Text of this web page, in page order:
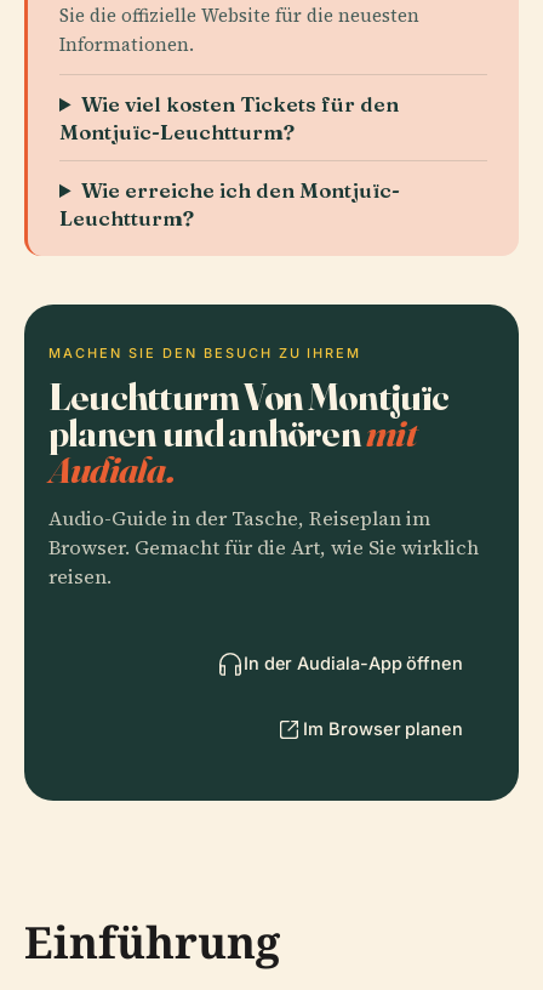
Sie die offizielle Website für die neuesten
Informationen.
Wie viel kosten Tickets für den
Montjuïc-Leuchtturm?
Wie erreiche ich den Montjuïc-
Leuchtturm?
MACHEN SIE DEN BESUCH ZU IHREM
Leuchtturm Von Montjuïc
planen und anhörenmit
Audiala.
Audio-Guide in der Tasche, Reiseplan im
Browser. Gemacht für die Art, wie Sie wirklich
reisen.
In der Audiala-App öffnen
Im Browser planen
Einführung